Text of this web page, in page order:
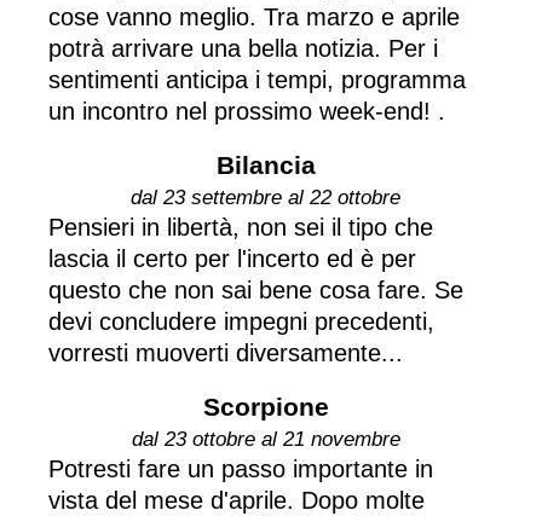
cose vanno meglio. Tra marzo e aprile
potrà arrivare una bella notizia. Per i
sentimenti anticipa i tempi, programma
un incontro nel prossimo week-end! .
Bilancia
dal 23 settembre al 22 ottobre
Pensieri in libertà, non sei il tipo che
lascia il certo per l'incerto ed è per
questo che non sai bene cosa fare. Se
devi concludere impegni precedenti,
vorresti muoverti diversamente...
Scorpione
dal 23 ottobre al 21 novembre
Potresti fare un passo importante in
vista del mese d'aprile. Dopo molte